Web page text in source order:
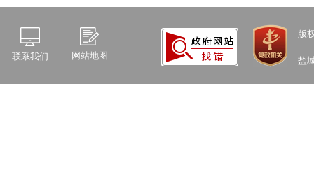
联系我们 网站地图
版
盐